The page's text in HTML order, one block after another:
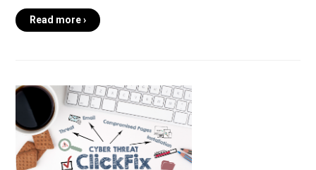
Read more ›